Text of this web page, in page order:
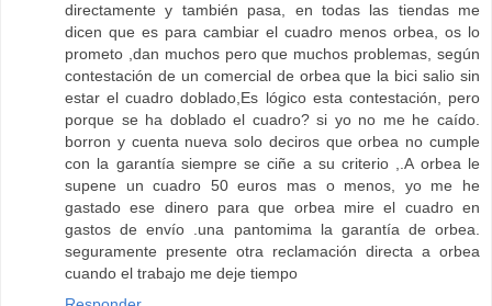
directamente y también pasa, en todas las tiendas me
dicen que es para cambiar el cuadro menos orbea, os lo
prometo ,dan muchos pero que muchos problemas, según
contestación de un comercial de orbea que la bici salio sin
estar el cuadro doblado,Es lógico esta contestación, pero
porque se ha doblado el cuadro? si yo no me he caído.
borron y cuenta nueva solo deciros que orbea no cumple
con la garantía siempre se ciñe a su criterio ,.A orbea le
supene un cuadro 50 euros mas o menos, yo me he
gastado ese dinero para que orbea mire el cuadro en
gastos de envío .una pantomima la garantía de orbea.
seguramente presente otra reclamación directa a orbea
cuando el trabajo me deje tiempo